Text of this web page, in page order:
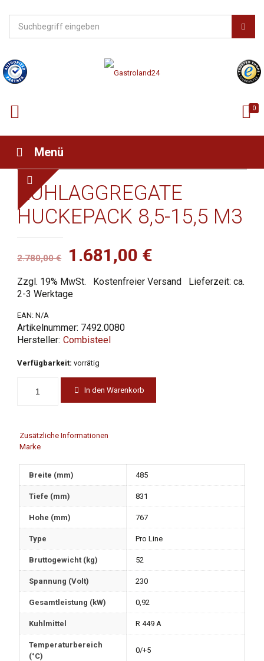
0
Menü
KÜHLAGGREGATE
HUCKEPACK 8,5-15,5 M3
2.780,00€
Ursprünglicher
Preis
war:
1.681,00 €
Preis
ist:
Zzgl. 19% MwSt. Kostenfreier Versand
Lieferzeit: ca.
2-3 Werktage
EAN:N/A
Artikelnummer: 7492.0080
Combisteel
Verfügbarkeit: vorrätig
In den Warenkorb
Zusätzliche Informationen
Marke
Breite (mm) 485
Tiefe (mm) 831
Hohe (mm) 767
Type Pro Line
Bruttogewicht (kg) 52
Spannung (Volt) 230
Gesamtleistung (kW) 0,92
Kuhlmittel R 449 A
Temperaturbereich
(°C)
0/+5